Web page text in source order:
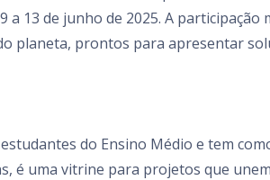
a 13 de junho de 2025. A
planeta, prontos para apresentar
do Ensino Médio e tem
é uma vitrine para projetos que